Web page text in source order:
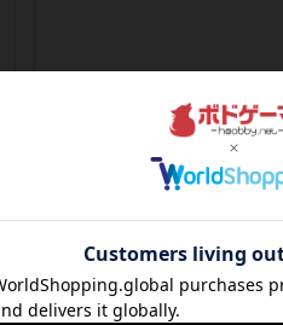
ニューオールド
とニューカードのどちらもある」 状
ルール/インスト